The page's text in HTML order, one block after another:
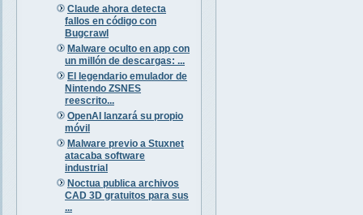
Claude ahora detecta
fallos en código con
Bugcrawl
Malware oculto en app con
un millón de descargas: ...
El legendario emulador de
Nintendo ZSNES
reescrito...
OpenAI lanzará su propio
móvil
Malware previo a Stuxnet
atacaba software
industrial
Noctua publica archivos
CAD 3D gratuitos para sus
...